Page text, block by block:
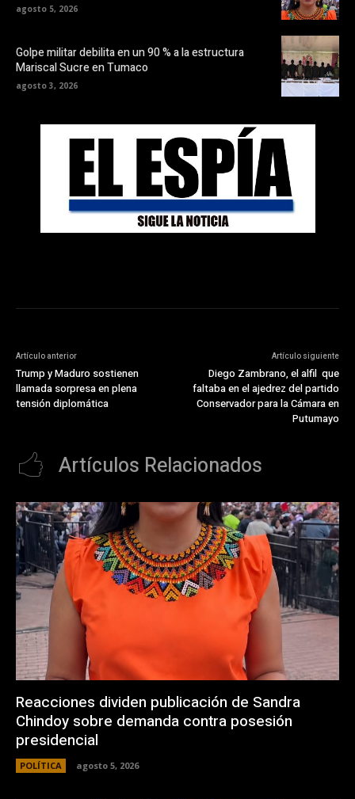
agosto 5, 2026
Golpe militar debilita en un 90 % a la estructura
Mariscal Sucre en Tumaco
agosto 3, 2026
Artículo anterior
Trump y Maduro sostienen
llamada sorpresa en plena
tensión diplomática
Artículo siguiente
Diego Zambrano, el alfil que
faltaba en el ajedrez del partido
Conservador para la Cámara en
Putumayo
Artículos Relacionados
Reacciones dividen publicación de Sandra
Chindoy sobre demanda contra posesión
presidencial
POLÍTICA agosto 5, 2026